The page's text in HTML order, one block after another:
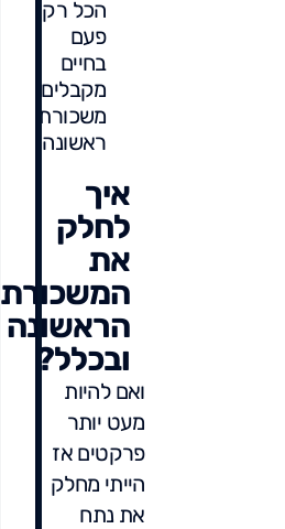
הכל רק
פעם
בחיים
מקבלים
משכורת
ראשונה.
איך
לחלק
את
המשכורת
הראשונה
ובכלל?
ואם להיות
מעט יותר
פרקטים אז
הייתי מחלק
את נתח